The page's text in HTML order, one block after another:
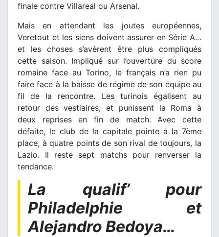
finale contre Villareal ou Arsenal.
Mais en attendant les joutes européennes,
Veretout et les siens doivent assurer en Série A…
et les choses s’avèrent être plus compliqués
cette saison. Impliqué sur l’ouverture du score
romaine face au Torino, le français n’a rien pu
faire face à la baisse de régime de son équipe au
fil de la rencontre. Les turinois égalisent au
retour des vestiaires, et punissent la Roma à
deux reprises en fin de match. Avec cette
défaite, le club de la capitale pointe à la 7ème
place, à quatre points de son rival de toujours, la
Lazio. Il reste sept matchs pour renverser la
tendance.
La qualif’ pour
Philadelphie et
Alejandro Bedoya…